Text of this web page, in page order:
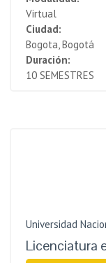
Virtual
Ciudad:
Bogota, Bogotá
Duración:
10 SEMESTRES
Universidad
Licenciatura